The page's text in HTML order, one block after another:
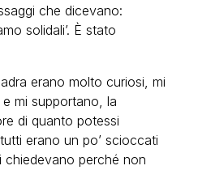
che dicevano:
solidali’. È stato
erano molto curiosi, mi
mi supportano, la
di quanto potessi
erano un po’ scioccati
perché non